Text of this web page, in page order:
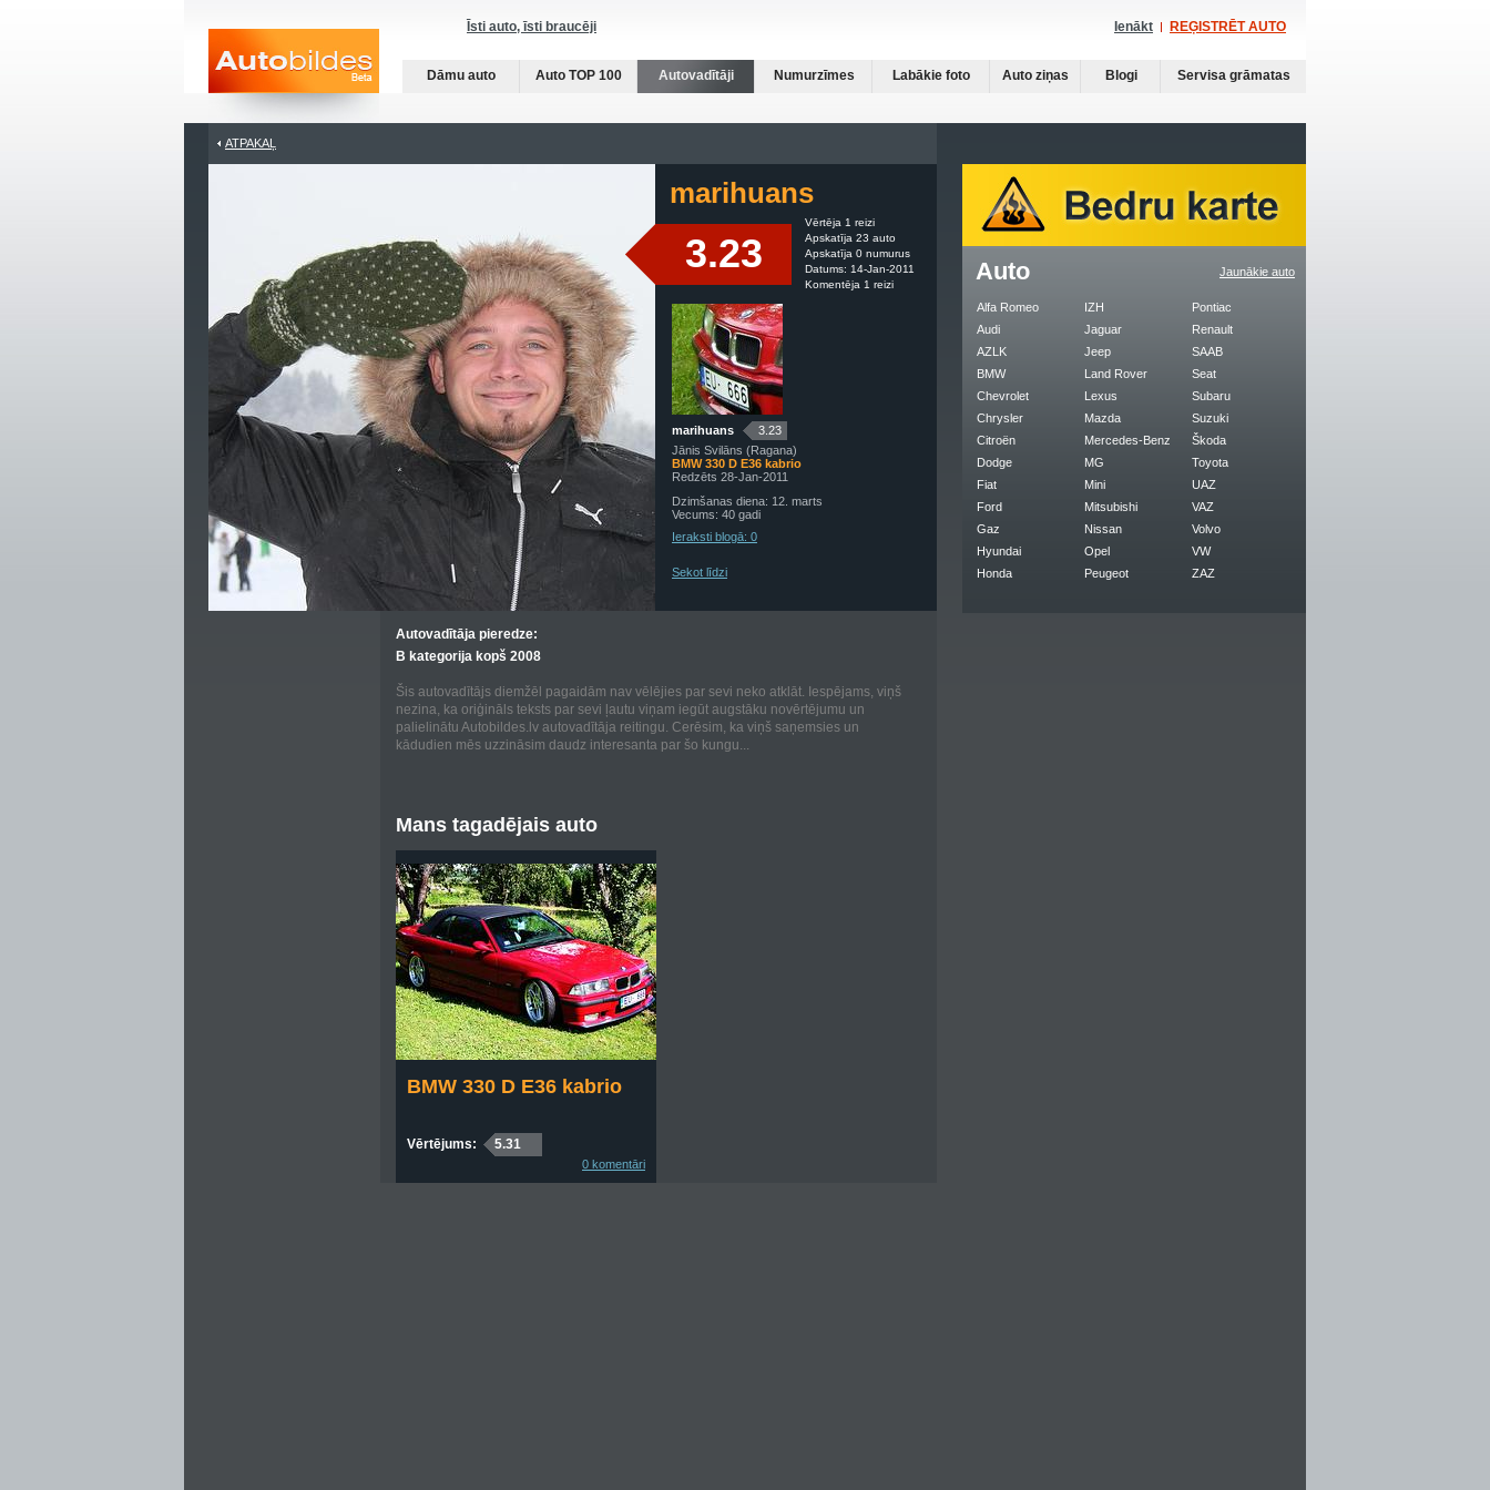
Īsti auto, īsti braucēji Ienākt REĢISTRĒT AUTO
Dāmu auto Auto TOP 100 Autovadītāji Numurzīmes Labākie foto Auto ziņas Blogi Servisa grāmatas
ATPAKAĻ
marihuans
3.23
Vērtēja 1 reizi
Apskatīja 23 auto
Apskatīja 0 numurus
Datums: 14-Jan-2011
Komentēja 1 reizi
marihuans
3.23
Jānis Svilāns (Ragana)
BMW 330 D E36 kabrio
Redzēts 28-Jan-2011
Dzimšanas diena: 12. marts
Vecums: 40 gadi
Ieraksti blogā: 0
Sekot līdzi
Autovadītāja pieredze:
B kategorija kopš 2008
Šis autovadītājs diemžēl pagaidām nav vēlējies par sevi neko atklāt. Iespējams, viņš
nezina, ka oriģināls teksts par sevi ļautu viņam iegūt augstāku novērtējumu un
palielinātu Autobildes.lv autovadītāja reitingu. Cerēsim, ka viņš saņemsies un
kādudien mēs uzzināsim daudz interesanta par šo kungu...
Mans tagadējais auto
BMW 330 D E36 kabrio
Vērtējums: 5.31
0 komentāri
Jaunākie auto
Auto
Alfa Romeo
Audi
AZLK
BMW
Chevrolet
Chrysler
Citroën
Dodge
Fiat
Ford
Gaz
Hyundai
Honda
IZH
Jaguar
Jeep
Land Rover
Lexus
Mazda
Mercedes-Benz
MG
Mini
Mitsubishi
Nissan
Opel
Peugeot
Pontiac
Renault
SAAB
Seat
Subaru
Suzuki
Škoda
Toyota
UAZ
VAZ
Volvo
VW
ZAZ